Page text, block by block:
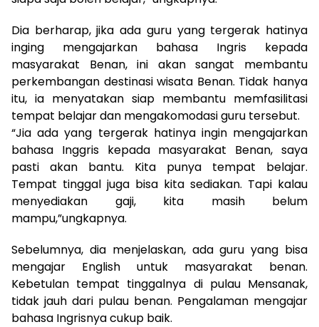
Dia berharap, jika ada guru yang tergerak hatinya
inging mengajarkan bahasa Ingris kepada
masyarakat Benan, ini akan sangat membantu
perkembangan destinasi wisata Benan. Tidak hanya
itu, ia menyatakan siap membantu memfasilitasi
tempat belajar dan mengakomodasi guru tersebut.
“Jia ada yang tergerak hatinya ingin mengajarkan
bahasa Inggris kepada masyarakat Benan, saya
pasti akan bantu. Kita punya tempat belajar.
Tempat tinggal juga bisa kita sediakan. Tapi kalau
menyediakan gaji, kita masih belum
mampu,”ungkapnya.
Sebelumnya, dia menjelaskan, ada guru yang bisa
mengajar English untuk masyarakat benan.
Kebetulan tempat tinggalnya di pulau Mensanak,
tidak jauh dari pulau benan. Pengalaman mengajar
bahasa Ingrisnya cukup baik.